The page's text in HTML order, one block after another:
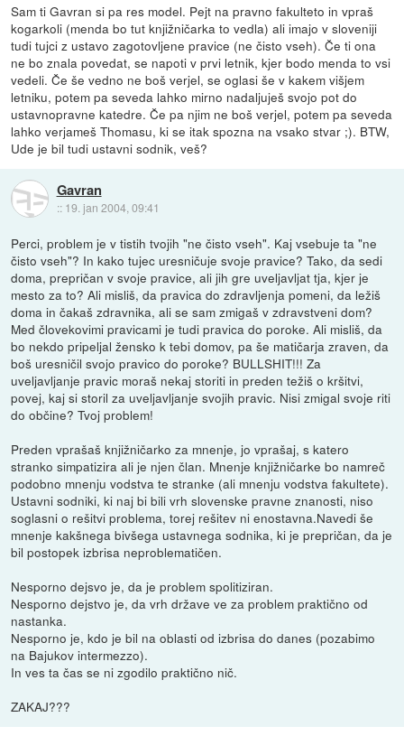
Sam ti Gavran si pa res model. Pejt na pravno fakulteto in vpraš
kogarkoli (menda bo tut knjižničarka to vedla) ali imajo v sloveniji
tudi tujci z ustavo zagotovljene pravice (ne čisto vseh). Če ti ona
ne bo znala povedat, se napoti v prvi letnik, kjer bodo menda to vsi
vedeli. Če še vedno ne boš verjel, se oglasi še v kakem višjem
letniku, potem pa seveda lahko mirno nadaljuješ svojo pot do
ustavnopravne katedre. Če pa njim ne boš verjel, potem pa seveda
lahko verjameš Thomasu, ki se itak spozna na vsako stvar ;). BTW,
Ude je bil tudi ustavni sodnik, veš?
Gavran
:: 19. jan 2004, 09:41
Perci, problem je v tistih tvojih "ne čisto vseh". Kaj vsebuje ta "ne
čisto vseh"? In kako tujec uresničuje svoje pravice? Tako, da sedi
doma, prepričan v svoje pravice, ali jih gre uveljavljat tja, kjer je
mesto za to? Ali misliš, da pravica do zdravljenja pomeni, da ležiš
doma in čakaš zdravnika, ali se sam zmigaš v zdravstveni dom?
Med človekovimi pravicami je tudi pravica do poroke. Ali misliš, da
bo nekdo pripeljal žensko k tebi domov, pa še matičarja zraven, da
boš uresničil svojo pravico do poroke? BULLSHIT!!! Za
uveljavljanje pravic moraš nekaj storiti in preden težiš o kršitvi,
povej, kaj si storil za uveljavljanje svojih pravic. Nisi zmigal svoje riti
do občine? Tvoj problem!
Preden vprašaš knjižničarko za mnenje, jo vprašaj, s katero
stranko simpatizira ali je njen član. Mnenje knjižničarke bo namreč
podobno mnenju vodstva te stranke (ali mnenju vodstva fakultete).
Ustavni sodniki, ki naj bi bili vrh slovenske pravne znanosti, niso
soglasni o rešitvi problema, torej rešitev ni enostavna.Navedi še
mnenje kakšnega bivšega ustavnega sodnika, ki je prepričan, da je
bil postopek izbrisa neproblematičen.
Nesporno dejsvo je, da je problem spolitiziran.
Nesporno dejstvo je, da vrh države ve za problem praktično od
nastanka.
Nesporno je, kdo je bil na oblasti od izbrisa do danes (pozabimo
na Bajukov intermezzo).
In ves ta čas se ni zgodilo praktično nič.
ZAKAJ???